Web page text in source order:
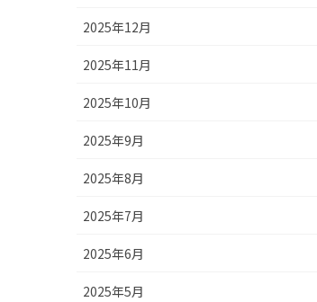
2025年12月
2025年11月
2025年10月
2025年9月
2025年8月
2025年7月
2025年6月
2025年5月